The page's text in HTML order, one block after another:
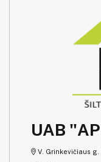
UAB
V. Grinkevičiaus g.